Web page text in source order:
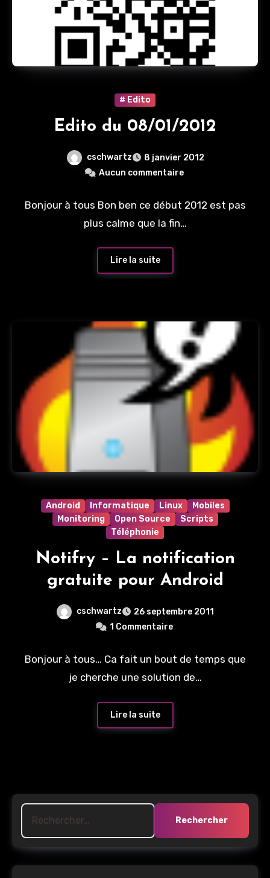
# Edito
Edito du 08/01/2012
cschwartz
8 janvier 2012
Aucun commentaire
Bonjour à tous Bon ben ce début 2012 est pas
plus calme que la fin…
Lire la suite
Android Informatique Linux
Mobiles
Monitoring
Open Source
Scripts
Téléphonie
Notifry – La notification
gratuite pour Android
cschwartz
26 septembre 2011
1 Commentaire
Bonjour à tous… Ca fait un bout de temps que
je cherche une solution de…
Lire la suite
Rechercher :